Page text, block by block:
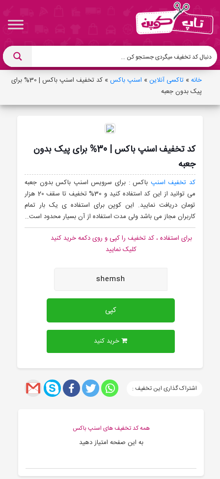
خانه» تاکسی آنلاین» اسنپ باکس»
کد تخفیف اسنپ باکس | 30% برای
پیک بدون جعبه
کد تخفیف اسنپ باکس | 30% برای پیک بدون
جعبه
کد تخفیف اسنپ باکس : برای سرویس اسنپ باکس بدون جعبه
می توانید از این کد استفاده کنید و 30% تخفیف تا سقف 20 هزار
تومان دریافت نمایید. این کوپن برای استفاده ی یک بار تمام
کاربران مجاز می باشد ولی مدت استفاده از آن بسیار محدود است..
برای استفاده ، کد تخفیف را کپی و روی دکمه خرید کنید
کلیک نمایید
shemsh
کپی
خرید کنید
اشتراک گذاری این تخفیف :
همه کد تخفیف های اسنپ باکس
به این صفحه امتیاز دهید